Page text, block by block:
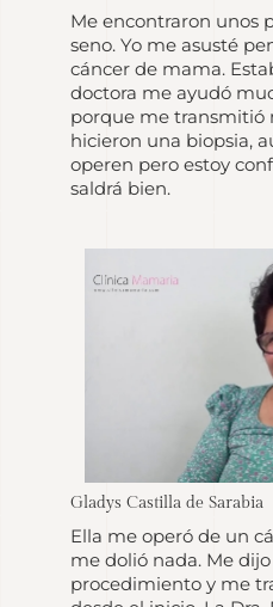
Me encontraron unos
seno. Yo me asusté
cáncer de mama.
doctora me ayudó
porque me transmitió
hicieron una biopsia,
operen pero estoy
saldrá bien.
Gladys Castilla de Sarabia
Ella me operó de un
me dolió nada. Me
procedimiento y me